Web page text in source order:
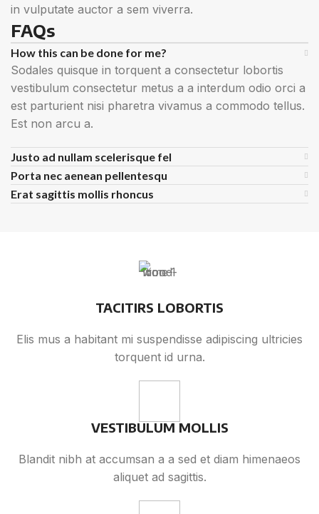
in vulputate auctor a sem viverra.
FAQs
How this can be done for me?
Sodales quisque in torquent a consectetur lobortis
vestibulum consectetur metus a a interdum odio orci a
est parturient nisi pharetra vivamus a commodo tellus.
Est non arcu a.
Justo ad nullam scelerisque fel
Porta nec aenean pellentesqu
Erat sagittis mollis rhoncus
TACITIRS LOBORTIS
Elis mus a habitant mi suspendisse adipiscing ultricies
torquent id urna.
VESTIBULUM MOLLIS
Blandit nibh at accumsan a a sed et diam himenaeos
aliquet ad sagittis.